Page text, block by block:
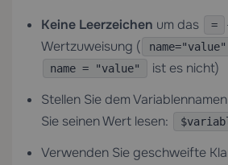
Keine Leerzeichen um das =
Wertzuweisung (
name="value"
name = "value"
ist es nicht)
Stellen Sie dem Variablennamen
Sie seinen Wert lesen:
Verwenden Sie geschweifte